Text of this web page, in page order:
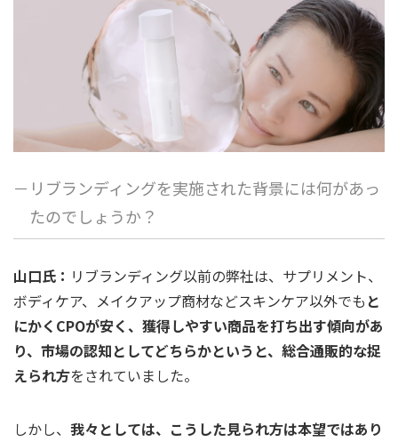
－リブランディングを実施された背景には何があっ
たのでしょうか？
山口氏： リブランディング以前の弊社は、サプリメント、
ボディケア、メイクアップ商材などスキンケア以外でも と
にかくCPOが安く、獲得しやすい商品を打ち出す傾向があ
り、市場の認知としてどちらかというと、総合通販的な捉
えられ方をされていました。
しかし、 我々としては、こうした見られ方は本望ではあり